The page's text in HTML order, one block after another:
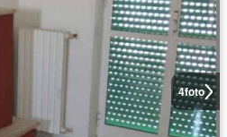
4foto